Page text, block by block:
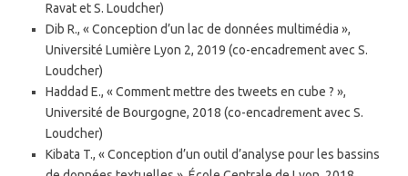
Ravat et S. Loudcher)
Dib R., « Conception d’un lac de données multimédia »,
Université Lumière Lyon 2, 2019 (co-encadrement avec S.
Loudcher)
Haddad E., « Comment mettre des tweets en cube ? »,
Université de Bourgogne, 2018 (co-encadrement avec S.
Loudcher)
Kibata T., « Conception d’un outil d’analyse pour les bassins